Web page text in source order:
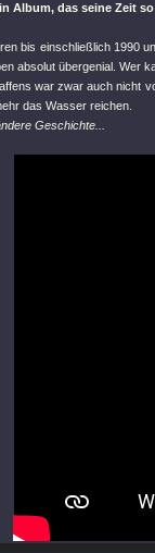
Album, das seine Zeit
bis einschließlich 1990
absolut übergenial. Wer
war zwar auch nicht
das Wasser reichen.
Geschichte...